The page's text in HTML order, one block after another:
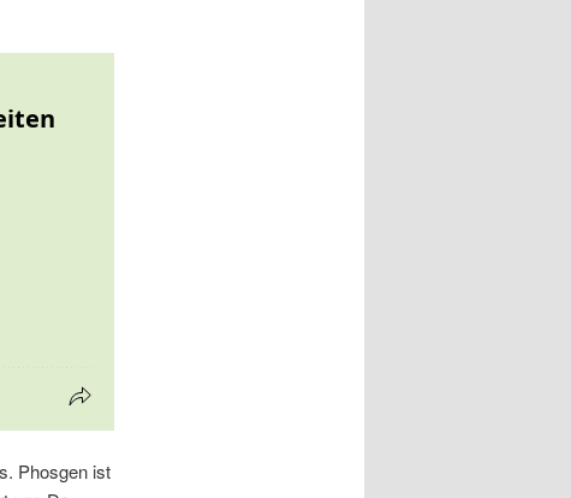
Phosgen ist